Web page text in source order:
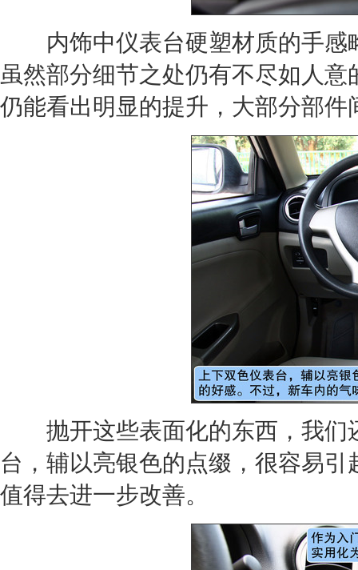
内饰中仪表台硬塑材质的手感
虽然部分细节之处仍有不尽如人
仍能看出明显的提升，大部分部件
抛开这些表面化的东西，我们
台，辅以亮银色的点缀，很容易
值得去进一步改善。